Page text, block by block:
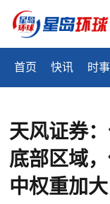
首页 快讯 时事
天风证券
底部区域
中权重加大